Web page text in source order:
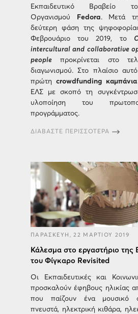
Εκπαιδευτικό Βραβείο
Οργανισμού
Fedora. Μετά
δεύτερη φάση της
Φεβρουάριο του 2019, το
intercultural and collaborative
people προκρίνεται στο
διαγωνισμού. Στο πλαίσιο
πρώτη crowdfunding καμπάνια
ΕΛΣ με σκοπό τη
υλοποίηση του
προγράμματος.
ΔΙΑΒΑΣΤΕ ΠΕΡΙΣΣΟΤΕΡΑ
ΠΑΡΑΣΚΕΥΗ, 22 ΜΑΡΤΙΟΥ 2019
Κάλεσμα στο εργαστήριο της
του Φίγκαρο Revisited
Οι Εκπαιδευτικές και
προσκαλούν έφηβους ηλικίας
που παίζουν ένα μουσικό
πνευστά, ηλεκτρική κιθάρα,